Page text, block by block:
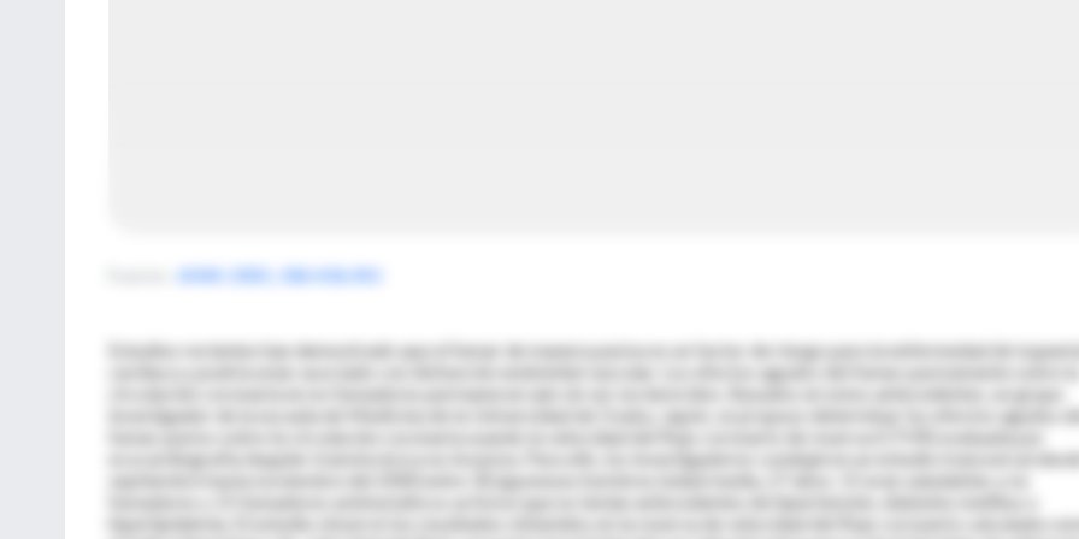
JAMA 2001; 286:436;441
Estudios recientes han demostrado que el fumar de manera pasiva es un factor de riesgo para la enfermedad de
cardiaca y podría estar asociado con disfunción endotelial vascular. Los efectos agudos del fumar pasivamente sobre la
investigador de la escuela de Medicina de la Universidad de Osaka, Japón, se propuso determinar los efectos agudos
ecocardiografía doppler transtorácica no invasiva. Para ello, los investigadores condujeron un estudio transversal
hiperlipidemia. El estudio observó los resultados obtenidos en la reserva de velocidad del flujo coronario calculada